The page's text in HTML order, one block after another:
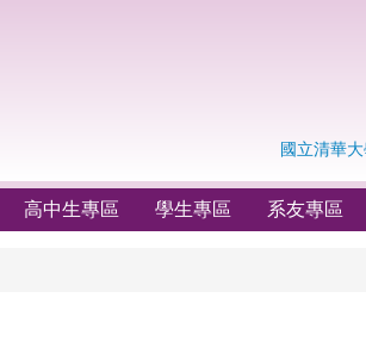
國立清華
高中生專區 學生專區 系友專區